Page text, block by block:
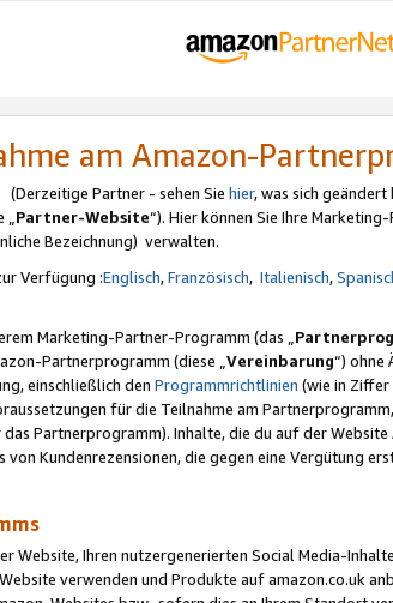
am Amazon-
(Derzeitige Partner - sehen Sie hier, was sich geändert
„Partner-Website“). Hier können Sie Ihre
Bezeichnung) verwalten.
Verfügung :Englisch,Französisch, Italienisch,
Marketing-Partner-Programm (das „
Partnerprogramm (diese „Vereinbarung“) ohne
einschließlich den Programmrichtlinien (wie in Ziffer
für die Teilnahme am
Partnerprogramm). Inhalte, die du auf der
von Kundenrezensionen, die gegen eine Vergütung
Website, Ihren nutzergenerierten Social Media-
verwenden und Produkte auf amazon.co.uk